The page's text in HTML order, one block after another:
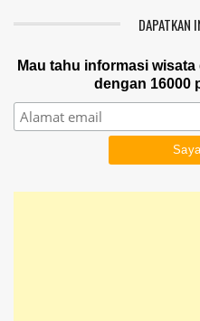
DAPATKAN
Mau tahu informasi
dengan 16000